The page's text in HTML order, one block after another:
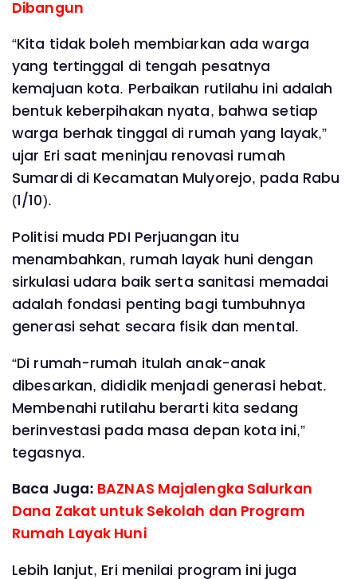
Dibangun
“Kita tidak boleh membiarkan ada warga
yang tertinggal di tengah pesatnya
kemajuan kota. Perbaikan rutilahu ini adalah
bentuk keberpihakan nyata, bahwa setiap
warga berhak tinggal di rumah yang layak,”
ujar Eri saat meninjau renovasi rumah
Sumardi di Kecamatan Mulyorejo, pada Rabu
(1/10).
Politisi muda PDI Perjuangan itu
menambahkan, rumah layak huni dengan
sirkulasi udara baik serta sanitasi memadai
adalah fondasi penting bagi tumbuhnya
generasi sehat secara fisik dan mental.
“Di rumah-rumah itulah anak-anak
dibesarkan, dididik menjadi generasi hebat.
Membenahi rutilahu berarti kita sedang
berinvestasi pada masa depan kota ini,”
tegasnya.
Baca Juga: BAZNAS Majalengka Salurkan
Dana Zakat untuk Sekolah dan Program
Rumah Layak Huni
Lebih lanjut, Eri menilai program ini juga